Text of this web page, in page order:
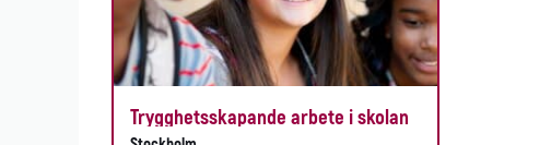
Trygghetsskapande arbete i skolan